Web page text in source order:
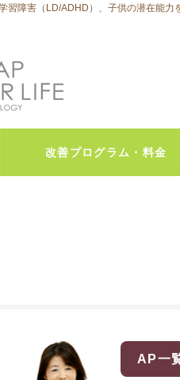
習障害（LD/ADHD）、子供の潜在能力
改善プログラム・料金
AP一